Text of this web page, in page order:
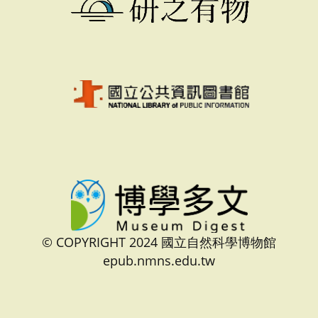
© COPYRIGHT 2024 國立自然科學博物館
epub.nmns.edu.tw